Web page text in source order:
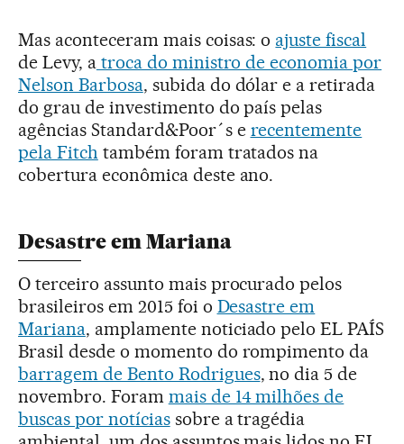
Mas aconteceram mais coisas: o ajuste fiscal
de Levy, atroca do ministro de economia por
Nelson Barbosa, subida do dólar e a retirada
do grau de investimento do país pelas
agências Standard&Poor´s e recentemente
pela Fitch também foram tratados na
cobertura econômica deste ano.
Desastre em Mariana
O terceiro assunto mais procurado pelos
brasileiros em 2015 foi o Desastre em
Mariana, amplamente noticiado pelo EL PAÍS
Brasil desde o momento do rompimento da
barragem de Bento Rodrigues, no dia 5 de
novembro. Foram mais de 14 milhões de
buscas por notíciassobre a tragédia